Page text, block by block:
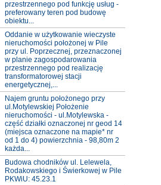
przestrzennego pod funkcję usług -
preferowany teren pod budowę
obiektu...
Oddanie w użytkowanie wieczyste
nieruchomości położonej w Pile
przy ul. Poprzecznej, przeznaczonej
w planie zagospodarowania
przestrzennego pod realizację
transformatorowej stacji
energetycznej,...
Najem gruntu położonego przy
ul.Motylewskiej Położenie
nieruchomości - ul.Motylewska -
część działki oznaczonej nr geod 14
(miejsca oznaczone na mapie* nr
od 1 do 4) powierzchnia - 98,80m 2
każda...
Budowa chodników ul. Lelewela,
Rodakowskiego i Świerkowej w Pile
PKWiU: 45.23.1